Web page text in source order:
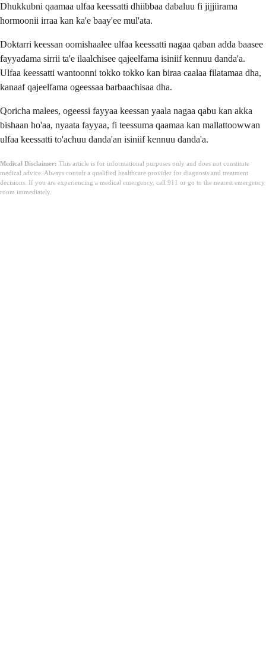
Dhukkubni qaamaa ulfaa keessatti dhiibbaa dabaluu fi jijjiirama
hormoonii irraa kan ka'e baay'ee mul'ata.
Doktarri keessan oomishaalee ulfaa keessatti nagaa qaban adda baasee
fayyadama sirrii ta'e ilaalchisee qajeelfama isiniif kennuu danda'a.
Ulfaa keessatti wantoonni tokko tokko kan biraa caalaa filatamaa dha,
kanaaf qajeelfama ogeessaa barbaachisaa dha.
Qoricha malees, ogeessi fayyaa keessan yaala nagaa qabu kan akka
bishaan ho'aa, nyaata fayyaa, fi teessuma qaamaa kan mallattoowwan
ulfaa keessatti to'achuu danda'an isiniif kennuu danda'a.
Medical Disclaimer: This article is for informational purposes only and does not constitute
medical advice. Always consult a qualified healthcare provider for diagnosis and treatment
decisions. If you are experiencing a medical emergency, call 911 or go to the nearest emergency
room immediately.